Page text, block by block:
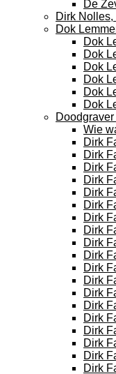
De
Dirk
Dok
Dok
Dok
Dok
Dok
Dok
Dok
Wie
Dirk
Dirk
Dirk
Dirk
Dirk
Dirk
Dirk
Dirk
Dirk
Dirk
Dirk
Dirk
Dirk
Dirk
Dirk
Dirk
Dirk
Dirk
Dirk